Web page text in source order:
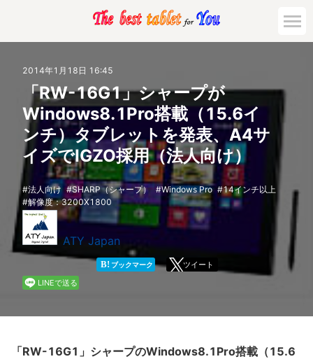
活用対策と事例
主要機種の比較
ゲーミング
法人向け
2014年1月18日 16:45
「RW-16G1」シャープが
Windows8.1Pro搭載（15.6イ
ンチ）タブレットを発表、A4サ
イズでIGZO採用（法人向け）
法人向け SHARP（シャープ） Windows Pro
14インチ以上
解像度：3200X1800
ATY Japan
B! ブックマーク
ツイート
LINEで送る
「RW-16G1」シャープのWindows8.1Pro搭載（15.6